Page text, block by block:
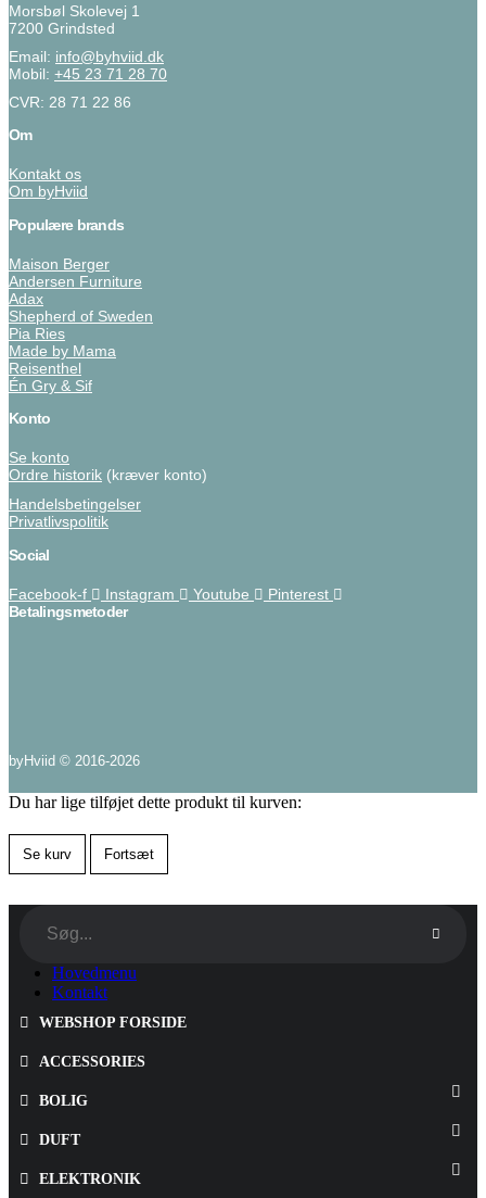
Morsbøl Skolevej 1
7200 Grindsted
Email: info@byhviid.dk
Mobil: +45 23 71 28 70
CVR: 28 71 22 86
Om
Kontakt os
Om byHviid
Populære brands
Maison Berger
Andersen Furniture
Adax
Shepherd of Sweden
Pia Ries
Made by Mama
Reisenthel
Én Gry & Sif
Konto
Se konto
Ordre historik (kræver konto)
Handelsbetingelser
Privatlivspolitik
Social
Facebook-f Instagram Youtube
Pinterest
Betalingsmetoder
byHviid © 2016-2026
Du har lige tilføjet dette produkt til kurven:
Se kurv Fortsæt
Hovedmenu
Kontakt
WEBSHOP FORSIDE
ACCESSORIES
BOLIG
DUFT
ELEKTRONIK